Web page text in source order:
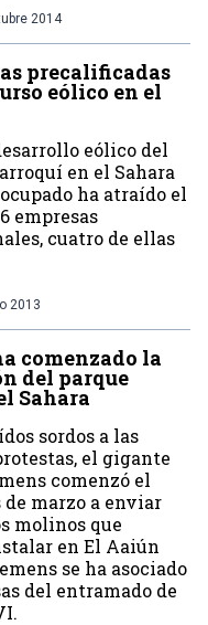
2014
precalificadas
eólico en el
eólico del
en el Sahara
ha atraído el
empresas
cuatro de ellas
2013
comenzado la
del parque
Sahara
sordos a las
el gigante
comenzó el
de marzo a enviar
molinos que
en El Aaiún
se ha asociado
del entramado de